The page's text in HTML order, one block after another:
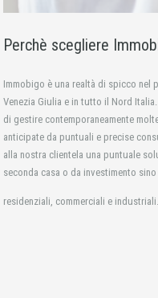
Perchè scegliere
Immobigo è una realtà di spicco nel
Venezia Giulia e in tutto il Nord
di gestire contemporaneamente
anticipate da puntuali e precise
alla nostra clientela una puntuale
seconda casa o da investimento
residenziali, commerciali e industriali.